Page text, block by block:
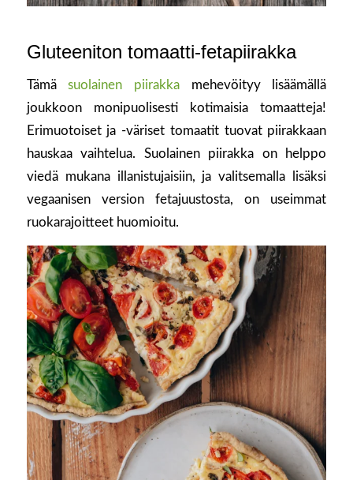
Gluteeniton tomaatti-fetapiirakka
Tämäsuolainen piirakka mehevöityy lisäämällä
joukkoon monipuolisesti kotimaisia tomaatteja!
Erimuotoiset ja -väriset tomaatit tuovat piirakkaan
hauskaa vaihtelua. Suolainen piirakka on helppo
viedä mukana illanistujaisiin, ja valitsemalla lisäksi
vegaanisen version fetajuustosta, on useimmat
ruokarajoitteet huomioitu.